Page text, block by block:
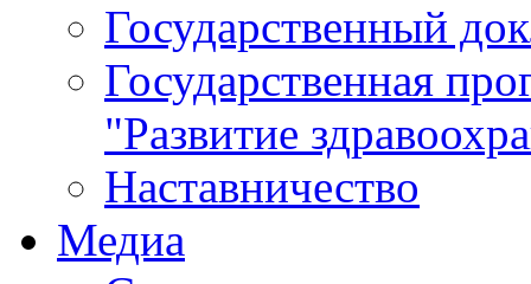
Государственный
Государственная
"Развитие
Наставничество
Медиа